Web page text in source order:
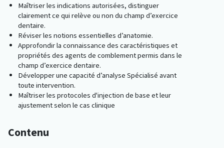
Maîtriser les indications autorisées, distinguer
clairement ce qui relève ou non du champ d’exercice
dentaire.
Réviser les notions essentielles d’anatomie.
Approfondir la connaissance des caractéristiques et
propriétés des agents de comblement permis dans le
champ d’exercice dentaire.
Développer une capacité d’analyse Spécialisé avant
toute intervention.
Maîtriser les protocoles d'injection de base et leur
ajustement selon le cas clinique
Contenu